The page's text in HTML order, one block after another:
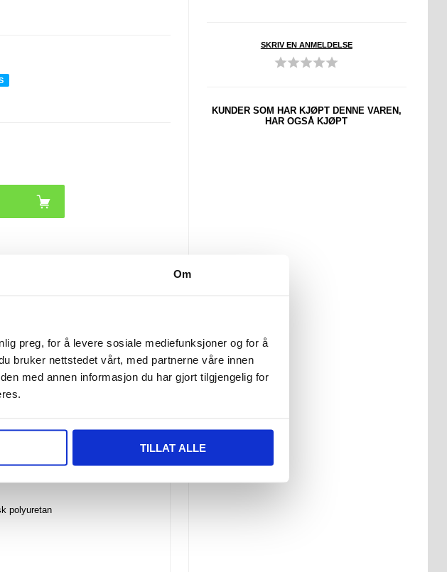
Om
preg, for å levere sosiale mediefunksjoner og for å
bruker nettstedet vårt, med partnerne våre innen
med annen informasjon du har gjort tilgjengelig for
TILLAT ALLE
er perfekt formet for å følge
polyuretan
SKRIV EN ANMELDELSE
KUNDER SOM HAR KJØPT DENNE VAREN,
HAR OGSÅ KJØPT